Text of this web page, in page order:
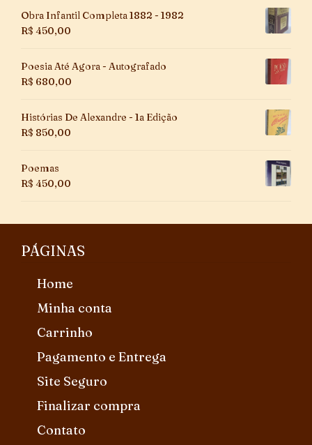
Obra Infantil Completa 1882 - 1982
R$ 450,00
Poesia Até Agora - Autografado
R$ 680,00
Histórias De Alexandre - 1a Edição
R$ 850,00
Poemas
R$ 450,00
PÁGINAS
Home
Minha conta
Carrinho
Pagamento e Entrega
Site Seguro
Finalizar compra
Contato